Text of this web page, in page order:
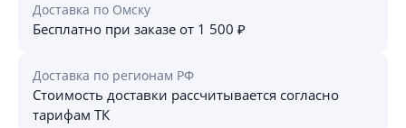
Доставка по Омску
Бесплатно при заказе от 1 500 ₽
Доставка по регионам РФ
Стоимость доставки рассчитывается согласно
тарифам ТК